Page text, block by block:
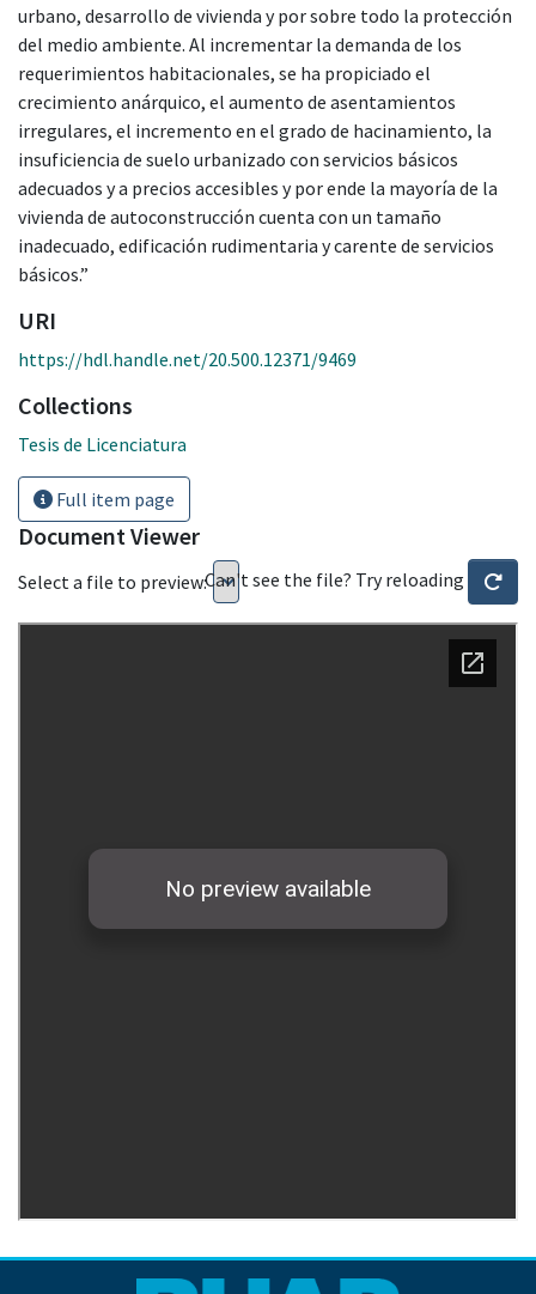
urbano, desarrollo de vivienda y por sobre todo la protección
del medio ambiente. Al incrementar la demanda de los
requerimientos habitacionales, se ha propiciado el
crecimiento anárquico, el aumento de asentamientos
irregulares, el incremento en el grado de hacinamiento, la
insuficiencia de suelo urbanizado con servicios básicos
adecuados y a precios accesibles y por ende la mayoría de la
vivienda de autoconstrucción cuenta con un tamaño
inadecuado, edificación rudimentaria y carente de servicios
básicos.”
URI
https://hdl.handle.net/20.500.12371/9469
Collections
Tesis de Licenciatura
Full item page
Document Viewer
Select a file to preview:Can't see the file? Try reloading